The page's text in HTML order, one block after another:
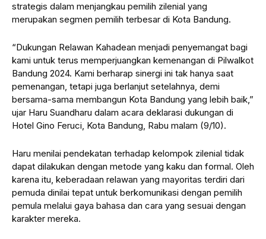
strategis dalam menjangkau pemilih zilenial yang
merupakan segmen pemilih terbesar di Kota Bandung.
“Dukungan Relawan Kahadean menjadi penyemangat bagi
kami untuk terus memperjuangkan kemenangan di Pilwalkot
Bandung 2024. Kami berharap sinergi ini tak hanya saat
pemenangan, tetapi juga berlanjut setelahnya, demi
bersama-sama membangun Kota Bandung yang lebih baik,”
ujar Haru Suandharu dalam acara deklarasi dukungan di
Hotel Gino Feruci, Kota Bandung, Rabu malam (9/10).
Haru menilai pendekatan terhadap kelompok zilenial tidak
dapat dilakukan dengan metode yang kaku dan formal. Oleh
karena itu, keberadaan relawan yang mayoritas terdiri dari
pemuda dinilai tepat untuk berkomunikasi dengan pemilih
pemula melalui gaya bahasa dan cara yang sesuai dengan
karakter mereka.